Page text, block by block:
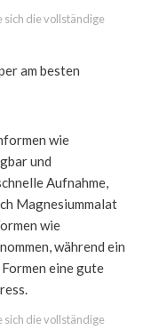
sich die vollständige
am besten
wie
und
Aufnahme,
Magnesiummalat
wie
während ein
eine gute
sich die vollständige